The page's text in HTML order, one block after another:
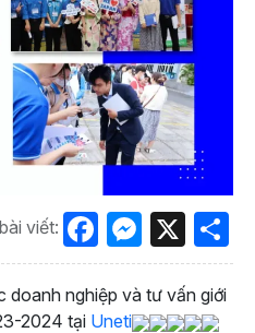
viết: Facebook
X
doanh nghiệp và tư vấn giới
2024 tại Uneti